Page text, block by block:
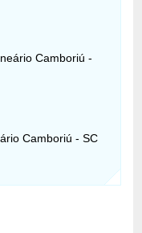
Camboriú -
Camboriú - SC